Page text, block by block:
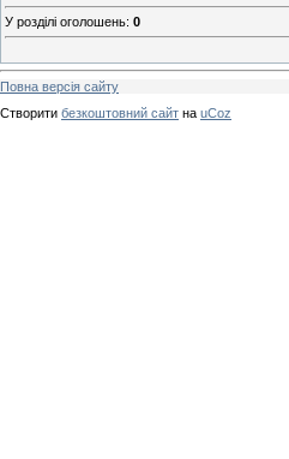
У розділі оголошень: 0
Повна версія сайту
Створити безкоштовний сайт на uCoz